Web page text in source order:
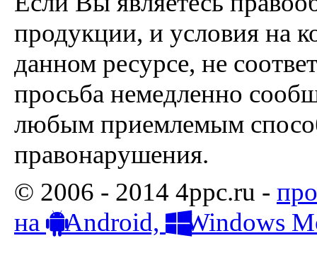
продукции, и условия на
данном ресурсе, не
просьба немедленно
любым приемлемым
правонарушения.
© 2006 - 2014 4ppc.ru -
на
Android, Windows